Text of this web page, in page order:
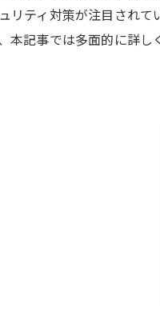
リティ対策が注目され
本記事では多面的に詳